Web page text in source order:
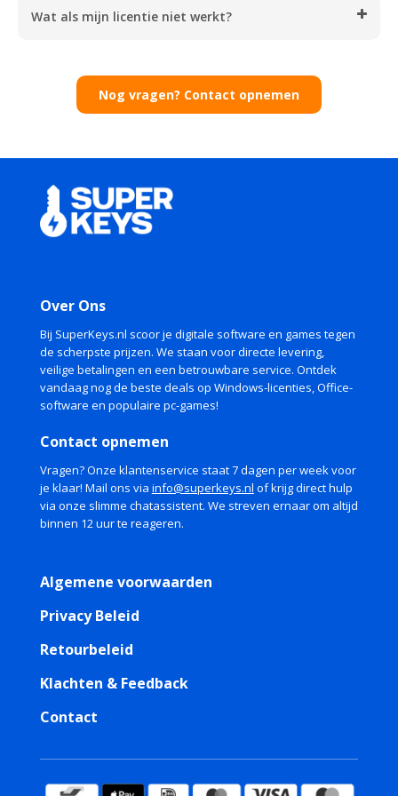
Wat als mijn licentie niet werkt?
Nog vragen? Contact opnemen
Over Ons
Bij SuperKeys.nl scoor je digitale software en games tegen
de scherpste prijzen. We staan voor directe levering,
veilige betalingen en een betrouwbare service. Ontdek
vandaag nog de beste deals op Windows-licenties, Office-
software en populaire pc-games!
Contact opnemen
Vragen? Onze klantenservice staat 7 dagen per week voor
je klaar! Mail ons via info@superkeys.nl of krijg direct hulp
via onze slimme chatassistent. We streven ernaar om altijd
binnen 12 uur te reageren.
Algemene voorwaarden
Privacy Beleid
Retourbeleid
Klachten & Feedback
Contact